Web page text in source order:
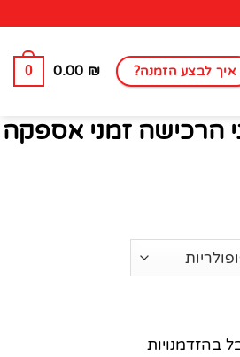
איך לבצע הזמנה? 0.00 ₪
0
הרכישה זמני אספקה
בהזדמנויות